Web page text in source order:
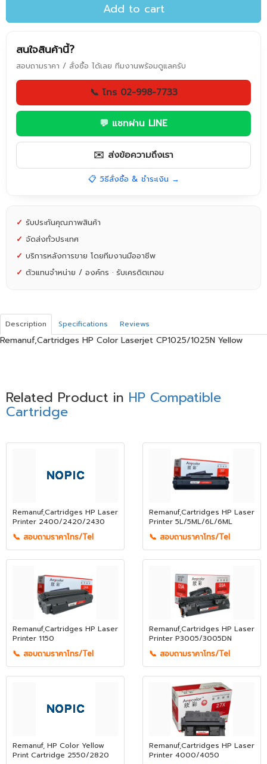
Add to cart
สนใจสินค้านี้?
สอบถามราคา / สั่งซื้อ ได้เลย ทีมงานพร้อมดูแลครับ
📞 โทร 02-998-7733
💬 แชทผ่าน LINE
✉️ ส่งข้อความถึงเรา
📋 วิธีสั่งซื้อ & ชำระเงิน →
✓ รับประกันคุณภาพสินค้า
✓ จัดส่งทั่วประเทศ
✓ บริการหลังการขาย โดยทีมงานมืออาชีพ
✓ ตัวแทนจำหน่าย / องค์กร · รับเครดิตเทอม
Description Specifications Reviews
Remanuf,Cartridges HP Color Laserjet CP1025/1025N Yellow
Related Product in HP Compatible
Cartridge
Remanuf,Cartridges HP Laser
Printer 2400/2420/2430
📞 สอบถามราคาโทร/Tel
Remanuf,Cartridges HP Laser
Printer 5L/5ML/6L/6ML
📞 สอบถามราคาโทร/Tel
Remanuf,Cartridges HP Laser
Printer 1150
📞 สอบถามราคาโทร/Tel
Remanuf,Cartridges HP Laser
Printer P3005/3005DN
📞 สอบถามราคาโทร/Tel
Remanuf, HP Color Yellow
Print Cartridge 2550/2820
Remanuf,Cartridges HP Laser
Printer 4000/4050